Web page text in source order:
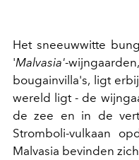
Het sneeuwwitte
'Malvasia'-
bougainvilla's, ligt
wereld ligt - de
de zee en in de
Stromboli-vulkaan
Malvasia bevinden